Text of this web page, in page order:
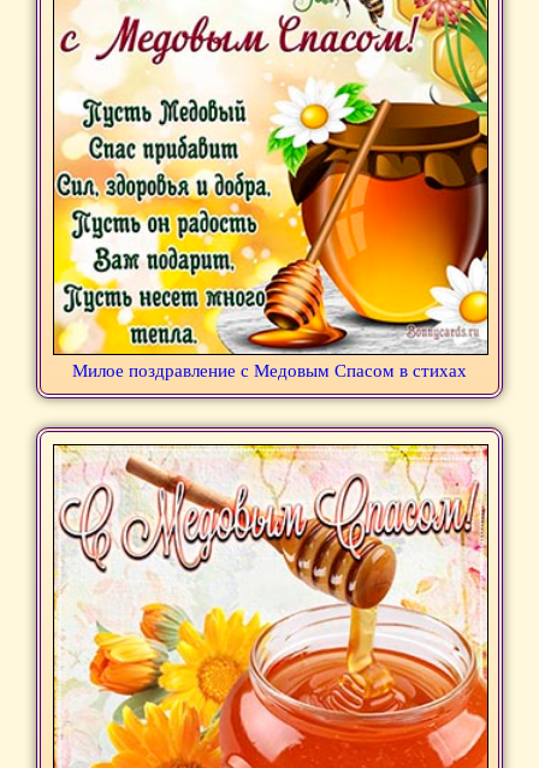
Милое поздравление с Медовым Спасом в стихах